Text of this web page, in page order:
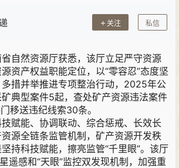
关注 私信
然资源厅获悉，该厅立足严守资源
资产权益职能定位，以“零容忍”态度坚
措并举推进专项整治行动，2025年公
典型案件5起，查处矿产资源违法案件
移送违纪线索30条。
能、协调联动、综合惩戒、长效长
源全链条监管机制，矿产资源开发秩
持科技赋能，擦亮监管“千里眼”。该厅
遥感和“天眼”监控双发现机制，加强重